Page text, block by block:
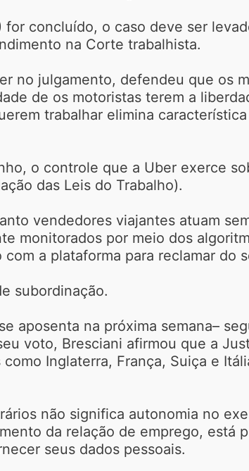
concluído, o caso deve ser
na Corte trabalhista.
no julgamento, defendeu que os
de os motoristas terem a
trabalhar elimina
o controle que a Uber exerce
das Leis do Trabalho).
vendedores viajantes atuam
monitorados por meio dos
a plataforma para reclamar do
subordinação.
aposenta na próxima semana–
voto, Bresciani afirmou que a
Inglaterra, França, Suiça e
não significa autonomia no
da relação de emprego, está
seus dados pessoais.